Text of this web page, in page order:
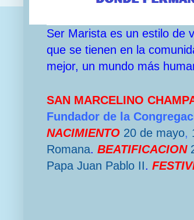
Ser Marista es un estilo de
que se tienen en la
mejor, un mundo más
SAN MARCELINO
Fundador de la
NACIMIENTO 20 de mayo,
Romana. BEATIFICACION
Papa Juan Pablo II.